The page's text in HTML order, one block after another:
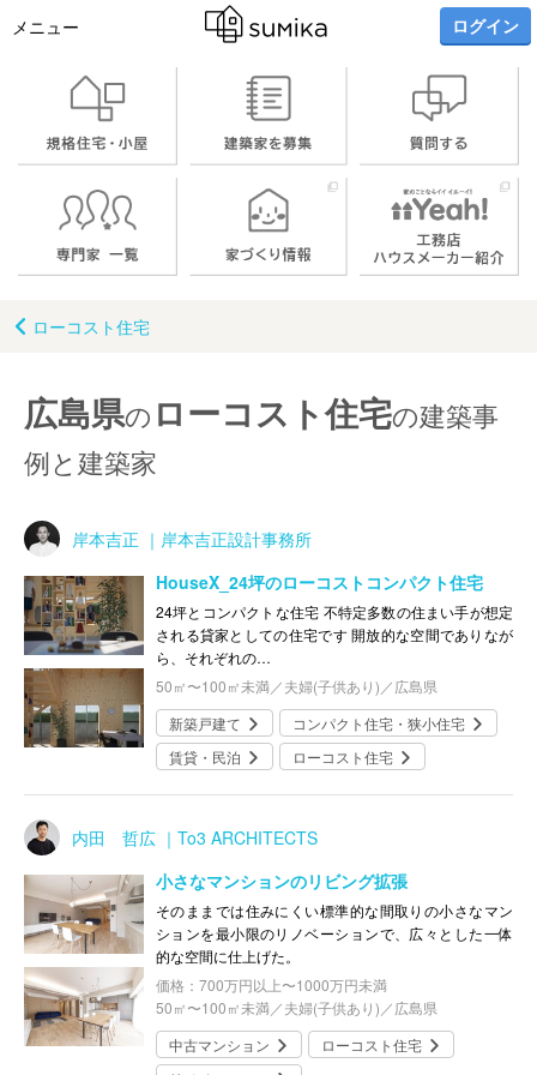
メニュー ログイン
ローコスト住宅
広島県の ローコスト住宅の建築事
例と建築家
岸本吉正 ｜岸本吉正設計事務所
HouseX_24坪のローコストコンパクト住宅
24坪とコンパクトな住宅 不特定多数の住まい手が想定
される貸家としての住宅です 開放的な空間でありなが
ら、それぞれの…
50㎡〜100㎡未満／夫婦(子供あり)／広島県
新築戸建て
コンパクト住宅・狭小住宅
賃貸・民泊
ローコスト住宅
内田 哲広 ｜To3 ARCHITECTS
小さなマンションのリビング拡張
そのままでは住みにくい標準的な間取りの小さなマン
ションを最小限のリノベーションで、広々とした一体
的な空間に仕上げた。
価格：700万円以上〜1000万円未満
50㎡〜100㎡未満／夫婦(子供あり)／広島県
中古マンション
ローコスト住宅